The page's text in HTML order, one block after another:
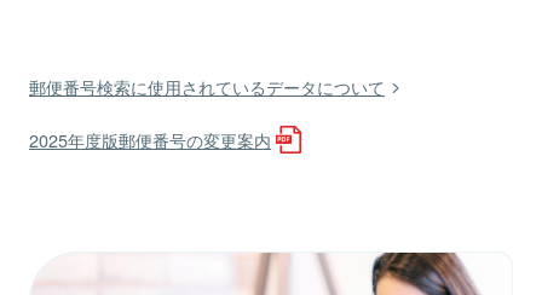
郵便番号検索に使用されているデータについて
2025年度版郵便番号の変更案内